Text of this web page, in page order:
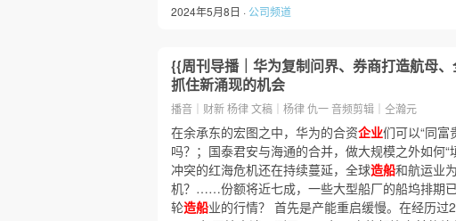
2024年5月8日 · 公司频道
{{周刊导播｜华为复制问界、券商打造航母
抓住新涌现的机会
播音｜财新 杨律 文稿｜杨律 仇一 音频剪辑｜仝瀚元
在余承东的宏图之中，华为的合资企业们可以“同富
吗？；国泰君安与海通的合并，做大规模之外如何“
冲突的红海危机还在持续蔓延，全球造船和航运业
机？……份额将近七成，一些大型船厂的船坞排期
轮造船业的行情？ 首先是产能重启缓慢。在经历过